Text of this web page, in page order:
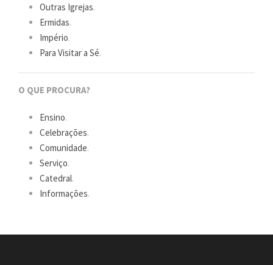
Outras Igrejas.
Ermidas.
Império.
Para Visitar a Sé.
O QUE PROCURA?
Ensino.
Celebrações.
Comunidade.
Serviço.
Catedral.
Informações.